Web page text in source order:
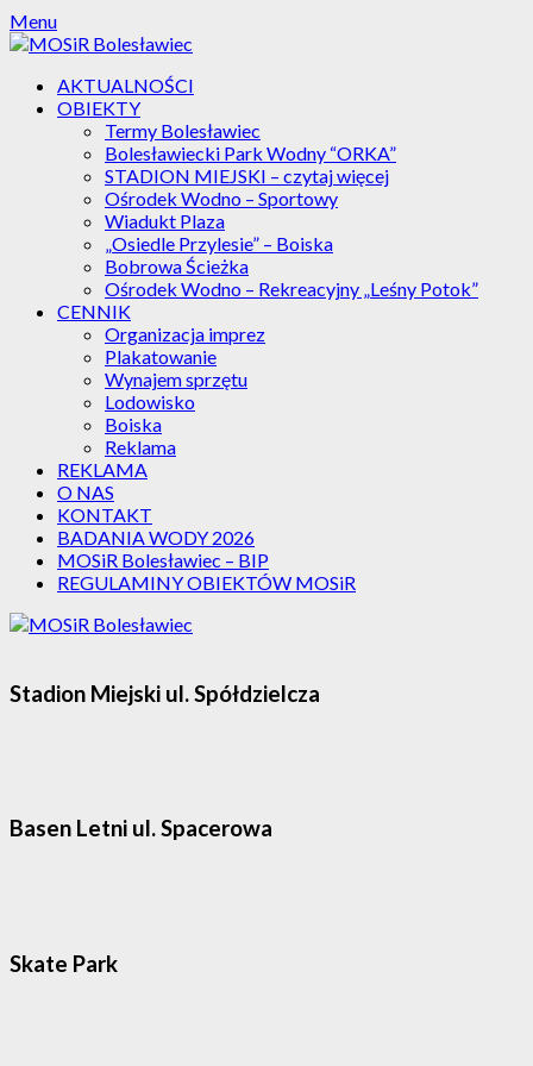
Skip
to
Menu
AKTUALNOŚCI
OBIEKTY
Termy Bolesławiec
Bolesławiecki Park Wodny “ORKA”
STADION MIEJSKI – czytaj więcej
Ośrodek Wodno – Sportowy
Wiadukt Plaza
„Osiedle Przylesie” – Boiska
Bobrowa Ścieżka
Ośrodek Wodno – Rekreacyjny „Leśny Potok”
CENNIK
Organizacja imprez
Plakatowanie
Wynajem sprzętu
Lodowisko
Boiska
Reklama
REKLAMA
O NAS
KONTAKT
BADANIA WODY 2026
MOSiR Bolesławiec – BIP
REGULAMINY OBIEKTÓW MOSiR
Stadion Miejski ul. Spółdzielcza
Basen Letni ul. Spacerowa
Skate Park